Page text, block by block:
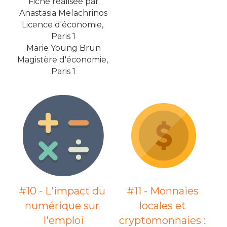
Anastasia Melachrinos
Licence d'économie,
Paris 1
Marie Young Brun
Magistère d'économie,
Paris 1
#10 - L'impact du
numérique sur
l'emploi
#11 - Monnaies
locales et
cryptomonnaies :